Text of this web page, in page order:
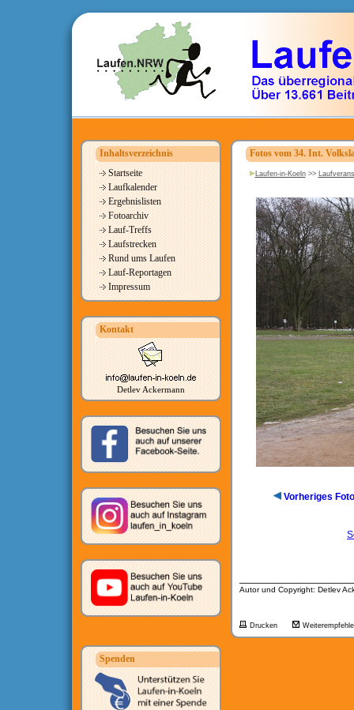
Inhaltsverzeichnis
Startseite
Laufkalender
Ergebnislisten
Fotoarchiv
Lauf-Treffs
Laufstrecken
Rund ums Laufen
Lauf-Reportagen
Impressum
Kontakt
Detlev Ackermann
Spenden
Fotos vom 34. Int.
Laufen-in-Koeln>>
Vorheriges Foto
Autor und Copyright: Detlev
Drucken